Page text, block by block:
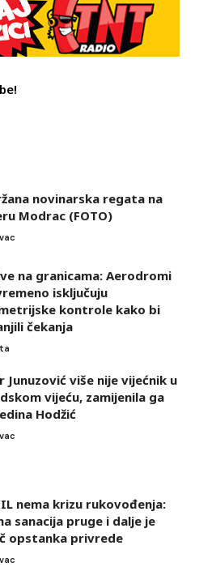
novinarska regata na
Modrac (FOTO)
na granicama: Aerodromi
isključuju
kontrole kako bi
čekanja
Junuzović više nije vijećnik u
vijeću, zamijenila ga
Hodžić
nema krizu rukovođenja:
sanacija pruge i dalje je
opstanka privrede